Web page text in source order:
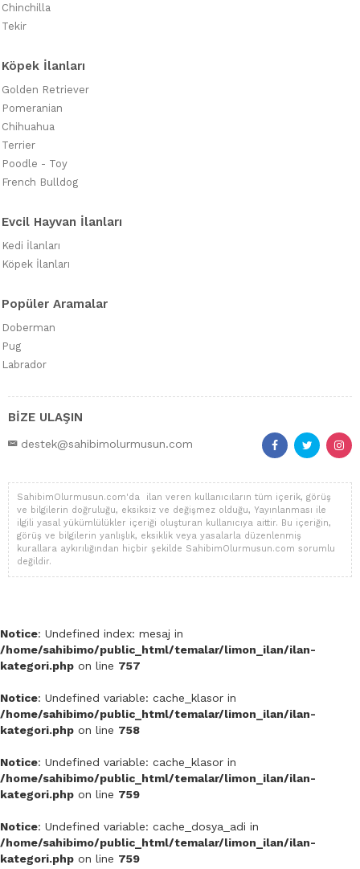
Chinchilla
Tekir
Köpek İlanları
Golden Retriever
Pomeranian
Chihuahua
Terrier
Poodle - Toy
French Bulldog
Evcil Hayvan İlanları
Kedi İlanları
Köpek İlanları
Popüler Aramalar
Doberman
Pug
Labrador
BİZE ULAŞIN
destek@sahibimolurmusun.com
SahibimOlurmusun.com'da ilan veren kullanıcıların tüm içerik, görüş
ve bilgilerin doğruluğu, eksiksiz ve değişmez olduğu, Yayınlanması ile
ilgili yasal yükümlülükler içeriği oluşturan kullanıcıya aittir. Bu içeriğin,
görüş ve bilgilerin yanlışlık, eksiklik veya yasalarla düzenlenmiş
kurallara aykırılığından hiçbir şekilde SahibimOlurmusun.com sorumlu
değildir.
Notice: Undefined index: mesaj in
/home/sahibimo/public_html/temalar/limon_ilan/ilan-
kategori.php on line 757
Notice: Undefined variable: cache_klasor in
/home/sahibimo/public_html/temalar/limon_ilan/ilan-
kategori.php on line 758
Notice: Undefined variable: cache_klasor in
/home/sahibimo/public_html/temalar/limon_ilan/ilan-
kategori.php on line 759
Notice: Undefined variable: cache_dosya_adi in
/home/sahibimo/public_html/temalar/limon_ilan/ilan-
kategori.php on line 759